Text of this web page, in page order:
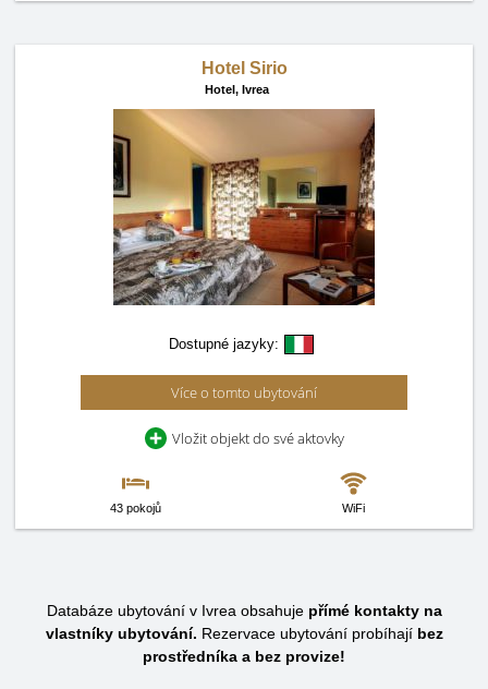
Hotel Sirio
Hotel, Ivrea
Dostupné jazyky:
Více o tomto ubytování
Vložit objekt do své aktovky
43 pokojů WiFi
Databáze ubytování v Ivrea obsahuje přímé kontakty na
vlastníky ubytování. Rezervace ubytování probíhají bez
prostředníka a bez provize!